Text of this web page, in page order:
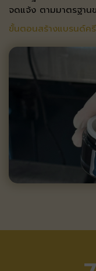
จดแจ้ง ตามมาตรฐาน
ขั้นตอนสร้างแบรนด์ค